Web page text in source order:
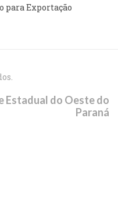
para Exportação
Estadual do Oeste do
Paraná